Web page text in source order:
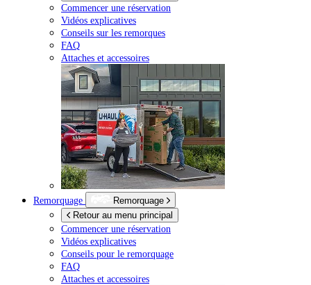
Commencer une réservation
Vidéos explicatives
Conseils sur les remorques
FAQ
Attaches et accessoires
Remorquage
Remorquage
Retour au menu principal
Commencer une réservation
Vidéos explicatives
Conseils pour le remorquage
FAQ
Attaches et accessoires